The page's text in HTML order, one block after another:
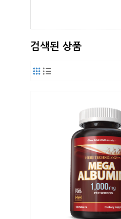
검색된 상품